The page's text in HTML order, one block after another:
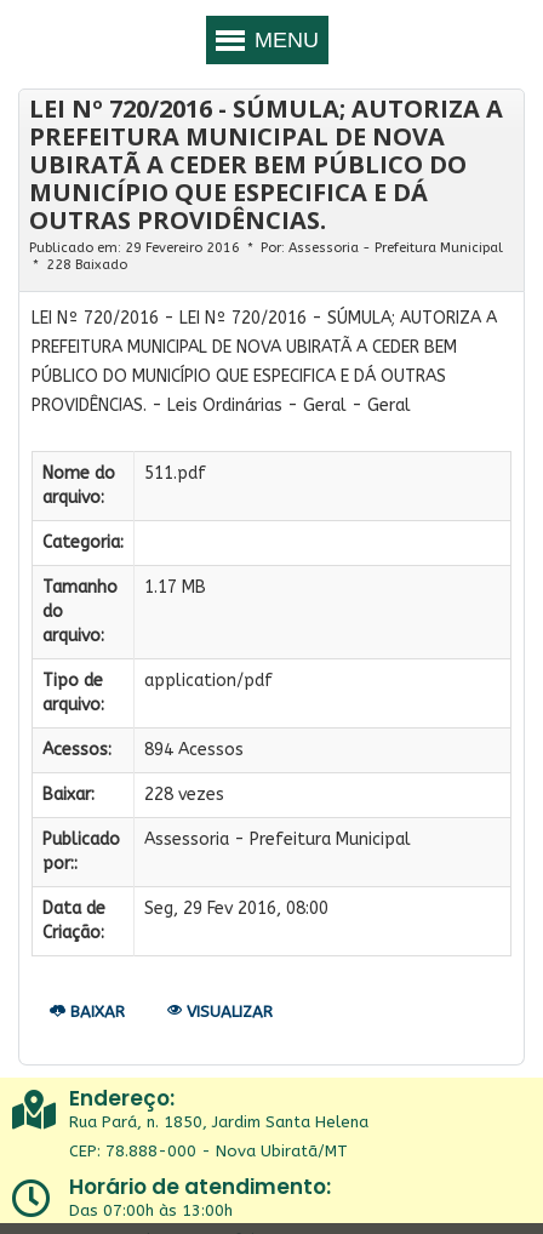
LEI Nº 720/2016 - SÚMULA; AUTORIZA A
PREFEITURA MUNICIPAL DE NOVA
UBIRATÃ A CEDER BEM PÚBLICO DO
MUNICÍPIO QUE ESPECIFICA E DÁ
OUTRAS PROVIDÊNCIAS.
Publicado em: 29 Fevereiro 2016 Por: Assessoria - Prefeitura Municipal
228 Baixado
LEI Nº 720/2016 - LEI Nº 720/2016 - SÚMULA; AUTORIZA A
PREFEITURA MUNICIPAL DE NOVA UBIRATÃ A CEDER BEM
PÚBLICO DO MUNICÍPIO QUE ESPECIFICA E DÁ OUTRAS
PROVIDÊNCIAS. - Leis Ordinárias - Geral - Geral
Nome do
arquivo:
511.pdf
Categoria:
Tamanho
do
arquivo:
1.17 MB
Tipo de
arquivo:
application/pdf
Acessos: 894 Acessos
Baixar: 228 vezes
Publicado
por::
Assessoria - Prefeitura Municipal
Data de
Criação:
Seg, 29 Fev 2016, 08:00
BAIXAR VISUALIZAR
Endereço:
Rua Pará, n. 1850, Jardim Santa Helena
CEP: 78.888-000 - Nova Ubiratã/MT
Horário de atendimento:
Das 07:00h às 13:00h